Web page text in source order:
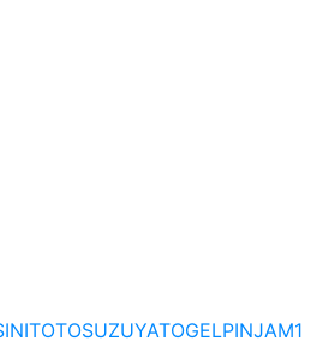
SUZUYATOGELPINJAM1